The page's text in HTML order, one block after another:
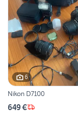
6
Nikon D7100
649 €